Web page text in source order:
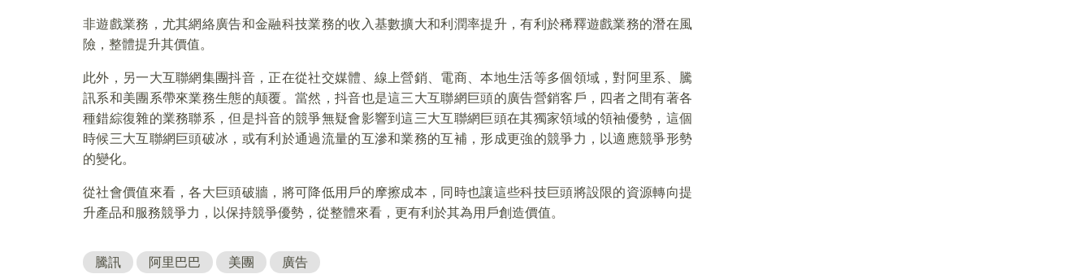
非遊戲業務，尤其網絡廣告和金融科技業務的收入基數擴大和利潤率提升，有利於稀釋遊戲業務的潛在風
險，整體提升其價值。
此外，另一大互聯網集團抖音，正在從社交媒體、線上營銷、電商、本地生活等多個領域，對阿里系、騰
訊系和美團系帶來業務生態的颠覆。當然，抖音也是這三大互聯網巨頭的廣告營銷客戶，四者之間有著各
種錯綜復雜的業務聯系，但是抖音的競爭無疑會影響到這三大互聯網巨頭在其獨家領域的領袖優勢，這個
時候三大互聯網巨頭破冰，或有利於通過流量的互滲和業務的互補，形成更強的競爭力，以適應競爭形勢
的變化。
從社會價值來看，各大巨頭破牆，將可降低用戶的摩擦成本，同時也讓這些科技巨頭將設限的資源轉向提
升產品和服務競爭力，以保持競爭優勢，從整體來看，更有利於其為用戶創造價值。
騰訊 阿里巴巴 美團 廣告